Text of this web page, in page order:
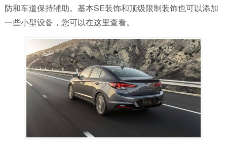
防和车道保持辅助。基本SE装饰和顶级限制装饰也可以添加
一些小型设备，您可以在这里查看。